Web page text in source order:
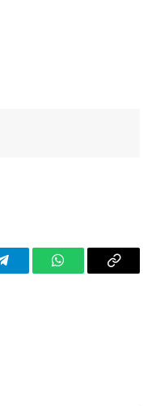
TelegramWhatsAppCopy